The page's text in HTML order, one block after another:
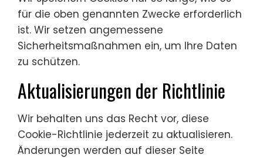
für die oben genannten Zwecke erforderlich
ist. Wir setzen angemessene
Sicherheitsmaßnahmen ein, um Ihre Daten
zu schützen.
Aktualisierungen der Richtlinie
Wir behalten uns das Recht vor, diese
Cookie-Richtlinie jederzeit zu aktualisieren.
Änderungen werden auf dieser Seite